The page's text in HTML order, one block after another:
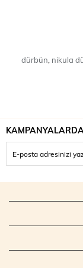
dürbün nikula